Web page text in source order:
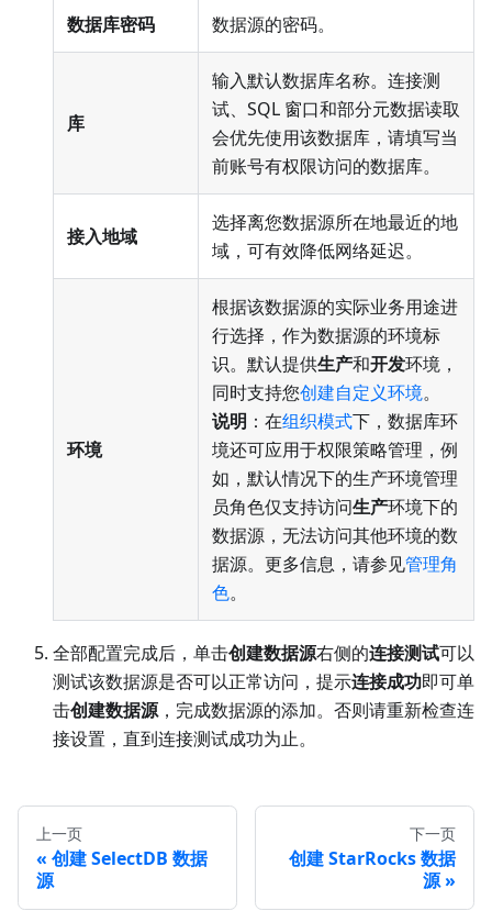
数据库密码 数据源的密码。
库
输入默认数据库名称。连接测
试、SQL 窗口和部分元数据读取
会优先使用该数据库，请填写当
前账号有权限访问的数据库。
接入地域
选择离您数据源所在地最近的地
域，可有效降低网络延迟。
环境
根据该数据源的实际业务用途进
行选择，作为数据源的环境标
识。默认提供生产和开发环境，
同时支持您创建自定义环境。
说明 ：在组织模式下，数据库环
境还可应用于权限策略管理，例
如，默认情况下的生产环境管理
员角色仅支持访问生产环境下的
数据源，无法访问其他环境的数
据源。更多信息，请参见管理角
色。
全部配置完成后，单击创建数据源右侧的连接测试可以
测试该数据源是否可以正常访问，提示连接成功即可单
击创建数据源，完成数据源的添加。否则请重新检查连
接设置，直到连接测试成功为止。
上一页
创建 SelectDB 数据
源
下一页
创建 StarRocks 数据
源